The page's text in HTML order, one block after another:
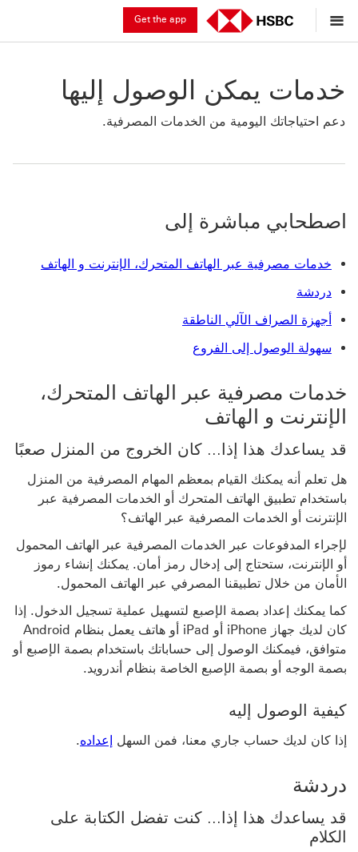
Get the app
خدمات يمكن الوصول إليها
دعم احتياجاتك اليومية من الخدمات المصرفية.
اصطحابي مباشرة إلى
خدمات مصرفية عبر الهاتف المتحرك، الإنترنت و الهاتف
دردشة
أجهزة الصراف الآلي الناطقة
سهولة الوصول إلى الفروع
خدمات مصرفية عبر الهاتف المتحرك،
الإنترنت و الهاتف
قد يساعدك هذا إذا... كان الخروج من المنزل صعبًا
هل تعلم أنه يمكنك القيام بمعظم المهام المصرفية من المنزل
باستخدام تطبيق الهاتف المتحرك أو الخدمات المصرفية عبر
الإنترنت أو الخدمات المصرفية عبر الهاتف؟
لإجراء المدفوعات عبر الخدمات المصرفية عبر الهاتف المحمول
أو الإنترنت، ستحتاج إلى إدخال رمز أمان. يمكنك إنشاء رموز
الأمان من خلال تطبيقنا المصرفي عبر الهاتف المحمول.
كما يمكنك إعداد بصمة الإصبع لتسهيل عملية تسجيل الدخول. إذا
كان لديك جهاز iPhone أو iPad أو هاتف يعمل بنظام Android
متوافق، فيمكنك الوصول إلى حساباتك باستخدام بصمة الإصبع أو
بصمة الوجه أو بصمة الإصبع الخاصة بنظام أندرويد.
كيفية الوصول إليه
إذا كان لديك حساب جاري معنا، فمن السهل إعداده.
دردشة
قد يساعدك هذا إذا... كنت تفضل الكتابة على
الكلام